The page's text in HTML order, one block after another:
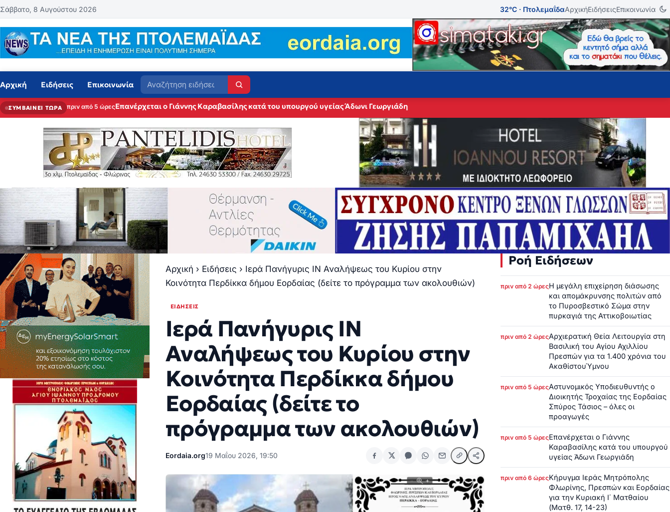
Μετάβαση στο περιεχόμενο
Σάββατο, 8 Αυγούστου 2026 32°C · ΠτολεμαΐδαΑρχικήΕιδήσειςΕπικοινωνία
Αρχική Ειδήσεις Επικοινωνία Αναζήτηση
ΣΥΜΒΑΙΝΕΙ ΤΩΡΑ πριν από 5 ώρεςΕπανέρχεται ο Γιάννης Καραβασίλης κατά του υπουργού υγείας Άδωνι Γεωργιάδη
Αρχική › Ειδήσεις › Ιερά Πανήγυρις ΙΝ Αναλήψεως του Κυρίου στην
Κοινότητα Περδίκκα δήμου Εορδαίας (δείτε το πρόγραμμα των ακολουθιών)
ΕΙΔΉΣΕΙΣ
Ιερά Πανήγυρις ΙΝ
Αναλήψεως του Κυρίου στην
Κοινότητα Περδίκκα δήμου
Εορδαίας (δείτε το
πρόγραμμα των ακολουθιών)
Eordaia.org19 Μαΐου 2026, 19:50
Ροή Ειδήσεων
πριν από 2 ώρεςΗ μεγάλη επιχείρηση διάσωσης
και απομάκρυνσης πολιτών από
το Πυροσβεστικό Σώμα στην
πυρκαγιά της Αττικοβοιωτίας
πριν από 2 ώρεςΑρχιερατική Θεία Λειτουργία στη
Βασιλική του Αγίου Αχιλλίου
Πρεσπών για τα 1.400 χρόνια του
ΑκαθίστουΎμνου
πριν από 5 ώρεςΑστυνομικός Υποδιευθυντής ο
Διοικητής Τροχαίας της Εορδαίας
Σπύρος Τάσιος – όλες οι
προαγωγές
πριν από 5 ώρεςΕπανέρχεται ο Γιάννης
Καραβασίλης κατά του υπουργού
υγείας Άδωνι Γεωργιάδη
πριν από 6 ώρεςΚήρυγμα Ιεράς Μητρόπολης
Φλωρίνης, Πρεσπών και Εορδαίας
για την Κυριακή Ι΄ Ματθαίου
(Ματθ. 17, 14-23)